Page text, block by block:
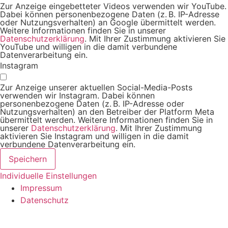
Zur Anzeige eingebetteter Videos verwenden wir YouTube.
Dabei können personenbezogene Daten (z. B. IP-Adresse
oder Nutzungsverhalten) an Google übermittelt werden.
Weitere Informationen finden Sie in unserer
Datenschutzerklärung. Mit Ihrer Zustimmung aktivieren Sie
YouTube und willigen in die damit verbundene
Datenverarbeitung ein.
Instagram
Zur Anzeige unserer aktuellen Social-Media-Posts
verwenden wir Instagram. Dabei können
personenbezogene Daten (z. B. IP-Adresse oder
Nutzungsverhalten) an den Betreiber der Platform Meta
übermittelt werden. Weitere Informationen finden Sie in
unserer Datenschutzerklärung. Mit Ihrer Zustimmung
aktivieren Sie Instagram und willigen in die damit
verbundene Datenverarbeitung ein.
Speichern
Individuelle Einstellungen
Impressum
Datenschutz